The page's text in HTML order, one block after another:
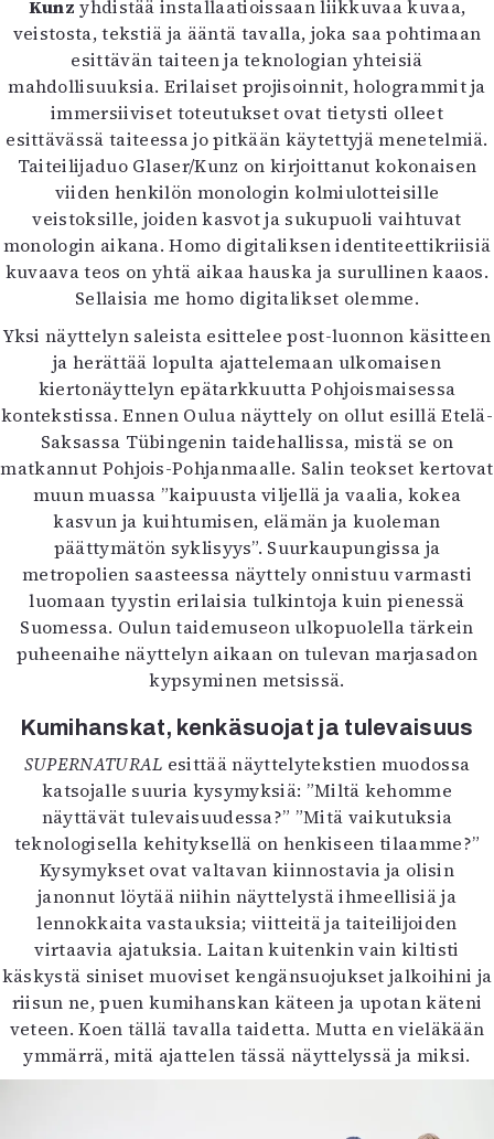
Kunz yhdistää installaatioissaan liikkuvaa kuvaa,
veistosta, tekstiä ja ääntä tavalla, joka saa pohtimaan
esittävän taiteen ja teknologian yhteisiä
mahdollisuuksia. Erilaiset projisoinnit, hologrammit ja
immersiiviset toteutukset ovat tietysti olleet
esittävässä taiteessa jo pitkään käytettyjä menetelmiä.
Taiteilijaduo Glaser/Kunz on kirjoittanut kokonaisen
viiden henkilön monologin kolmiulotteisille
veistoksille, joiden kasvot ja sukupuoli vaihtuvat
monologin aikana. Homo digitaliksen identiteettikriisiä
kuvaava teos on yhtä aikaa hauska ja surullinen kaaos.
Sellaisia me homo digitalikset olemme.
Yksi näyttelyn saleista esittelee post-luonnon käsitteen
ja herättää lopulta ajattelemaan ulkomaisen
kiertonäyttelyn epätarkkuutta Pohjoismaisessa
kontekstissa. Ennen Oulua näyttely on ollut esillä Etelä-
Saksassa Tübingenin taidehallissa, mistä se on
matkannut Pohjois-Pohjanmaalle. Salin teokset kertovat
muun muassa ”kaipuusta viljellä ja vaalia, kokea
kasvun ja kuihtumisen, elämän ja kuoleman
päättymätön syklisyys”. Suurkaupungissa ja
metropolien saasteessa näyttely onnistuu varmasti
luomaan tyystin erilaisia tulkintoja kuin pienessä
Suomessa. Oulun taidemuseon ulkopuolella tärkein
puheenaihe näyttelyn aikaan on tulevan marjasadon
kypsyminen metsissä.
Kumihanskat, kenkäsuojat ja tulevaisuus
SUPERNATURAL esittää näyttelytekstien muodossa
katsojalle suuria kysymyksiä: ”Miltä kehomme
näyttävät tulevaisuudessa?” ”Mitä vaikutuksia
teknologisella kehityksellä on henkiseen tilaamme?”
Kysymykset ovat valtavan kiinnostavia ja olisin
janonnut löytää niihin näyttelystä ihmeellisiä ja
lennokkaita vastauksia; viitteitä ja taiteilijoiden
virtaavia ajatuksia. Laitan kuitenkin vain kiltisti
käskystä siniset muoviset kengänsuojukset jalkoihini ja
riisun ne, puen kumihanskan käteen ja upotan käteni
veteen. Koen tällä tavalla taidetta. Mutta en vieläkään
ymmärrä, mitä ajattelen tässä näyttelyssä ja miksi.